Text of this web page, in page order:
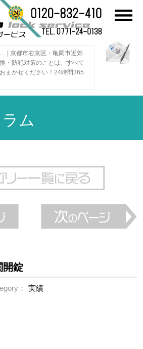
| 京都市右京区・亀岡市近郊
・防犯対策のことは、すべて
まかせください！24時間365
ム
錠
： 実績